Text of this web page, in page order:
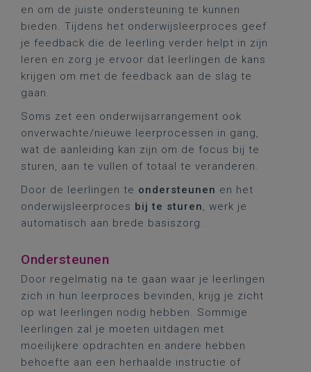
en om de juiste ondersteuning te kunnen
bieden. Tijdens het onderwijsleerproces geef
je feedback die de leerling verder helpt in zijn
leren en zorg je ervoor dat leerlingen de kans
krijgen om met de feedback aan de slag te
gaan.
Soms zet een onderwijsarrangement ook
onverwachte/nieuwe leerprocessen in gang,
wat de aanleiding kan zijn om de focus bij te
sturen, aan te vullen of totaal te veranderen.
Door de leerlingen te ondersteunen en het
onderwijsleerproces bij te sturen, werk je
automatisch aan brede basiszorg.
Ondersteunen
Door regelmatig na te gaan waar je leerlingen
zich in hun leerproces bevinden, krijg je zicht
op wat leerlingen nodig hebben. Sommige
leerlingen zal je moeten uitdagen met
moeilijkere opdrachten en andere hebben
behoefte aan een herhaalde instructie of